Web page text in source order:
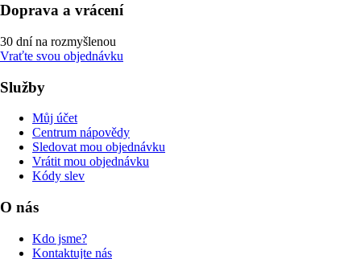
Doprava a vrácení
30 dní na rozmyšlenou
Vraťte svou objednávku
Služby
Můj účet
Centrum nápovědy
Sledovat mou objednávku
Vrátit mou objednávku
Kódy slev
O nás
Kdo jsme?
Kontaktujte nás